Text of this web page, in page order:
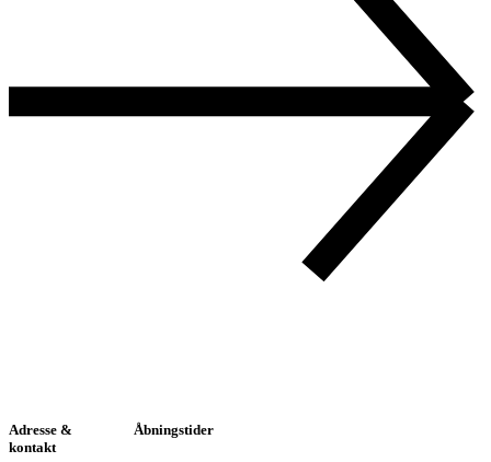
Adresse &
kontakt
Åbningstider